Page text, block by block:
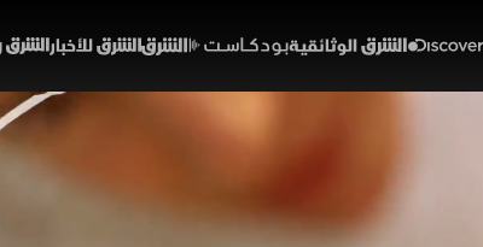
تقارير دفع أموال
يرفع الفائدة